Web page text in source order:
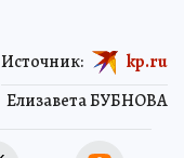
Елизавета БУБНОВА
Источник: kp.ru